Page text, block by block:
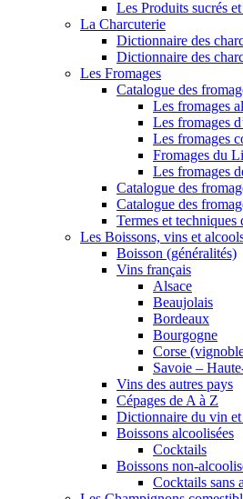
Les Produits sucrés
La Charcuterie
Dictionnaire des
Dictionnaire des
Les Fromages
Catalogue des
Les fromages
Les fromages
Les fromages
Fromages du
Les fromages
Catalogue des
Catalogue des
Termes et
Les Boissons, vins et
Boisson (généralités)
Vins français
Alsace
Beaujolais
Bordeaux
Bourgogne
Corse
Savoie –
Vins des autres pays
Cépages de A à Z
Dictionnaire du vin
Boissons alcoolisées
Cocktails
Boissons non-
Cocktails sans